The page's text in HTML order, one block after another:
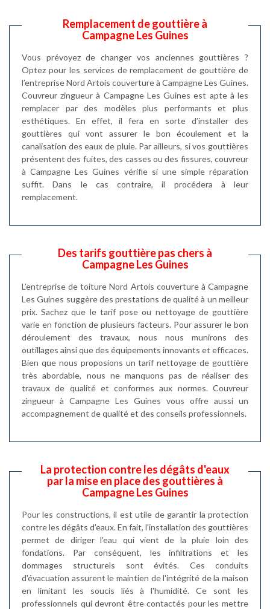
Remplacement de gouttière à
Campagne Les Guines
Vous prévoyez de changer vos anciennes gouttières ?
Optez pour les services de remplacement de gouttière de
l’entreprise Nord Artois couverture à Campagne Les Guines.
Couvreur zingueur à Campagne Les Guines est apte à les
remplacer par des modèles plus performants et plus
esthétiques. En effet, il fera en sorte d’installer des
gouttières qui vont assurer le bon écoulement et la
canalisation des eaux de pluie. Par ailleurs, si vos gouttières
présentent des fuites, des casses ou des fissures, couvreur
à Campagne Les Guines vérifie si une simple réparation
suffit. Dans le cas contraire, il procédera à leur
remplacement.
Des tarifs gouttière pas chers à
Campagne Les Guines
L’entreprise de toiture Nord Artois couverture à Campagne
Les Guines suggère des prestations de qualité à un meilleur
prix. Sachez que le tarif pose ou nettoyage de gouttière
varie en fonction de plusieurs facteurs. Pour assurer le bon
déroulement des travaux, nous nous munirons des
outillages ainsi que des équipements innovants et efficaces.
Bien que nous proposions un tarif nettoyage de gouttière
très abordable, nous ne manquons pas de réaliser des
travaux de qualité et conformes aux normes. Couvreur
zingueur à Campagne Les Guines vous offre aussi un
accompagnement de qualité et des conseils professionnels.
La protection contre les dégâts d'eaux
par la mise en place des gouttières à
Campagne Les Guines
Pour les constructions, il est utile de garantir la protection
contre les dégâts d'eaux. En fait, l'installation des gouttières
permet de diriger l'eau qui vient de la pluie loin des
fondations. Par conséquent, les infiltrations et les
dommages structurels sont évités. Ces conduits
d'évacuation assurent le maintien de l'intégrité de la maison
en limitant les soucis liés à l'humidité. Ce sont les
professionnels qui devront être contactés pour les mettre